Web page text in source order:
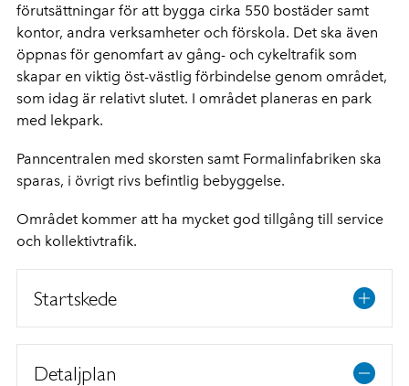
förutsättningar för att bygga cirka 550 bostäder samt
kontor, andra verksamheter och förskola. Det ska även
öppnas för genomfart av gång- och cykeltrafik som
skapar en viktig öst-västlig förbindelse genom området,
som idag är relativt slutet. I området planeras en park
med lekpark.
Panncentralen med skorsten samt Formalinfabriken ska
sparas, i övrigt rivs befintlig bebyggelse.
Området kommer att ha mycket god tillgång till service
och kollektivtrafik.
Startskede
Detaljplan